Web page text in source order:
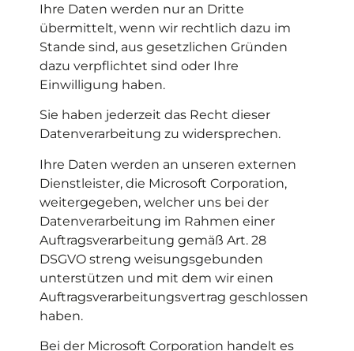
Ihre Daten werden nur an Dritte
übermittelt, wenn wir rechtlich dazu im
Stande sind, aus gesetzlichen Gründen
dazu verpflichtet sind oder Ihre
Einwilligung haben.
Sie haben jederzeit das Recht dieser
Datenverarbeitung zu widersprechen.
Ihre Daten werden an unseren externen
Dienstleister, die Microsoft Corporation,
weitergegeben, welcher uns bei der
Datenverarbeitung im Rahmen einer
Auftragsverarbeitung gemäß Art. 28
DSGVO streng weisungsgebunden
unterstützen und mit dem wir einen
Auftragsverarbeitungsvertrag geschlossen
haben.
Bei der Microsoft Corporation handelt es